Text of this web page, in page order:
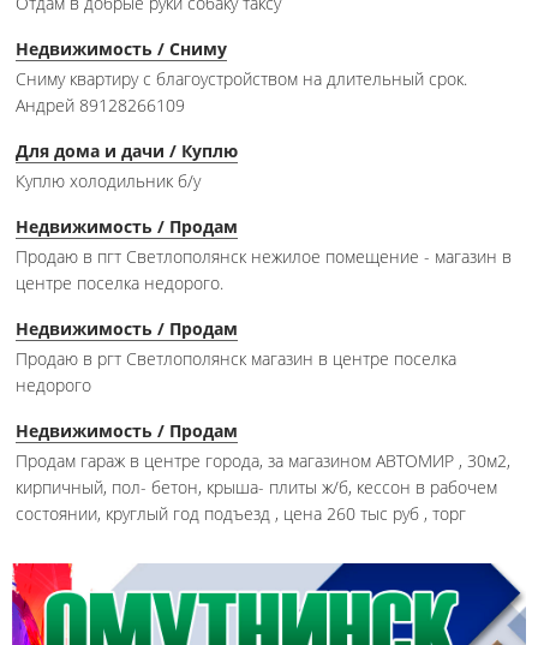
Недвижимость / Сниму
Сниму квартиру с благоустройством на длительный срок.
Андрей 89128266109
Для дома и дачи / Куплю
Куплю холодильник б/у
Недвижимость / Продам
Продаю в пгт Светлополянск нежилое помещение - магазин в
центре поселка недорого.
Недвижимость / Продам
Продаю в ргт Светлополянск магазин в центре поселка
недорого
Недвижимость / Продам
Продам гараж в центре города, за магазином АВТОМИР , 30м2,
кирпичный, пол- бетон, крыша- плиты ж/б, кессон в рабочем
состоянии, круглый год подъезд , цена 260 тыс руб , торг